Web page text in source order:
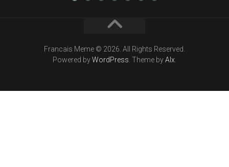
Francais Meme © 2026. All Rights Reserved.
Powered byWordPress . Theme byAlx